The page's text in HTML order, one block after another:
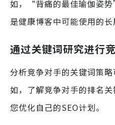
如，“背痛的最佳瑜伽姿
是健康博客中可能使用的长
通过关键词研究进行
分析竞争对手的关键词策
如，了解竞争对手的排名
您优化自己的SEO计划。